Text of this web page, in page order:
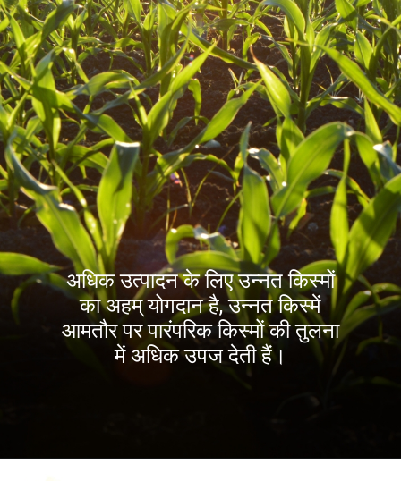
अधिक उत्पादन के लिए उन्नत किस्मों
का अहम् योगदान है, उन्नत किस्में
आमतौर पर पारंपरिक किस्मों की तुलना
में अधिक उपज देती हैं।